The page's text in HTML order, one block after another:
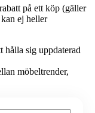
på ett köp (gäller
ej heller
hålla sig uppdaterad
möbeltrender,